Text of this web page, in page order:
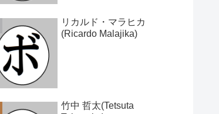
リカルド・マラヒカ
(Ricardo Malajika)
竹中 哲太(Tetsuta